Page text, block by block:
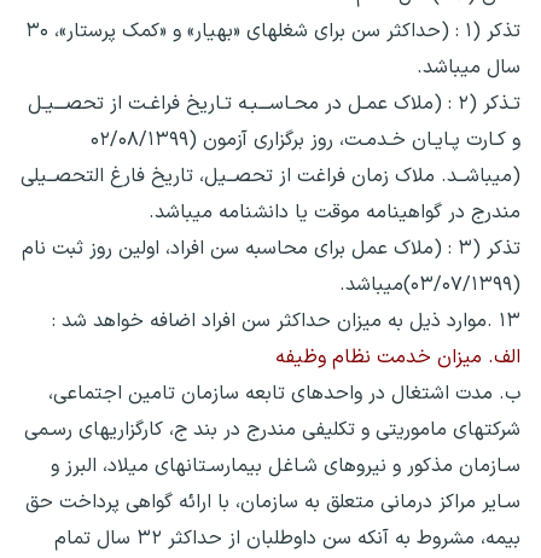
تذکر (۱ : (حداکثر سن برای شغلهای «بهیار» و «کمک پرستار»، ۳۰
سال میباشد.
تـذکر (۲ : (ملاک عمـل در محـاســـبـه تـاریخ فراغـت از تحصـــیـل
و کـارت پـایـان خـدمـت، روز برگزاری آزمون (۰۲/۰۸/۱۳۹۹
(میباشــد. ملاک زمان فراغت از تحصــیل، تاریخ فارغ التحصــیلی
مندرج در گواهینامه موقت یا دانشنامه میباشد.
تذکر (۳ : (ملاک عمل برای محاسبه سن افراد، اولین روز ثبت نام
(۰۳/۰۷/۱۳۹۹)میباشد.
۱۳ .موارد ذیل به میزان حداکثر سن افراد اضافه خواهد شد :
الف. میزان خدمت نظام وظیفه
ب. مدت اشتغال در واحدهای تابعه سازمان تامین اجتماعی،
شرکتهای ماموریتی و تکلیفی مندرج در بند ج، کارگزاریهای رسـمی
سـازمان مذکور و نیروهای شـاغل بیمارسـتانهای میلاد، البرز و
سـایر مراکز درمانی متعلق به سازمان، با ارائه گواهی پرداخت حق
بیمه، مشروط به آنکه سن داوطلبان از حداکثر ۳۲ سال تمام